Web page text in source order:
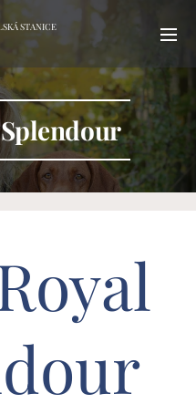
STANICE